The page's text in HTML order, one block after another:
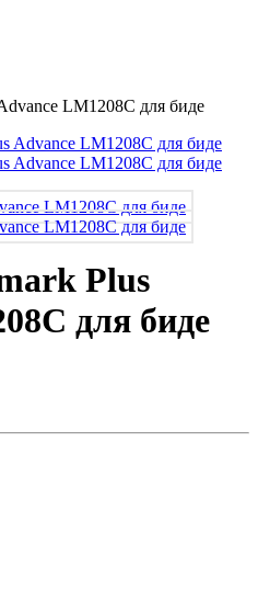
LM1208C для биде
Plus
для биде